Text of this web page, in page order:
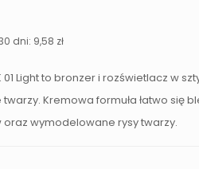
zł.
dni: 9,58 zł
01 Light to bronzer i rozświetlacz w
Kremowa formuła łatwo się
wymodelowane rysy twarzy.